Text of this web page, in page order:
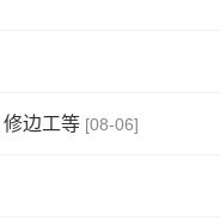
边工等 [08-06]